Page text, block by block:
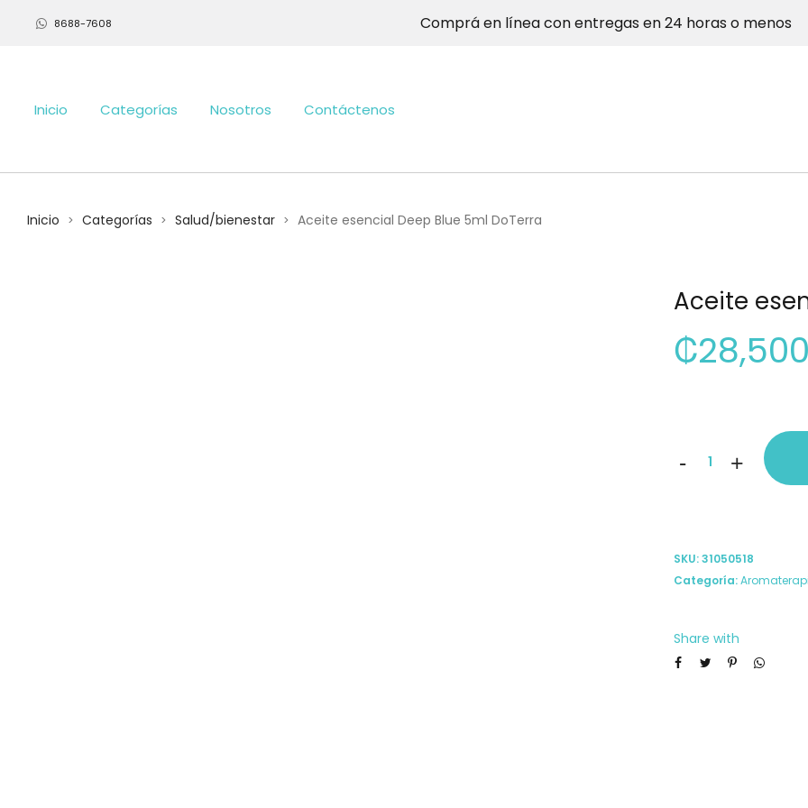
8688-7608 Comprá en línea con entregas en 24 horas o menos
Inicio Categorías Nosotros Contáctenos
Inicio > Categorías > Salud/bienestar > Aceite esencial Deep Blue 5ml DoTerra
Aceite
₡
-
esencial
5ml
cantidad
+
SKU:31050518
Categoría:
Share with